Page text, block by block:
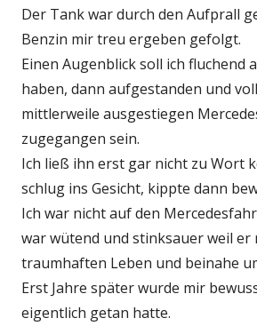
Der Tank war durch den Aufprall
Benzin mir treu ergeben gefolgt.
Einen Augenblick soll ich fluchend
haben, dann aufgestanden und
mittlerweile ausgestiegen
zugegangen sein.
Ich ließ ihn erst gar nicht zu Wort
schlug ins Gesicht, kippte dann
Ich war nicht auf den
war wütend und stinksauer weil er
traumhaften Leben und beinahe
Erst Jahre später wurde mir
eigentlich getan hatte.